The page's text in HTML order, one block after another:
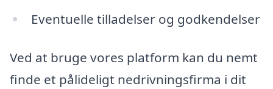
Eventuelle tilladelser og godkendelser
Ved at bruge vores platform kan du nemt
finde et pålideligt nedrivningsfirma i dit